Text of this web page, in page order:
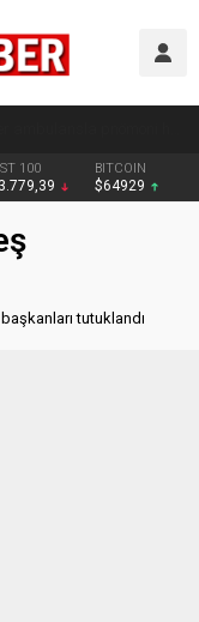
100 BITCOIN
$64929
tutuklandı